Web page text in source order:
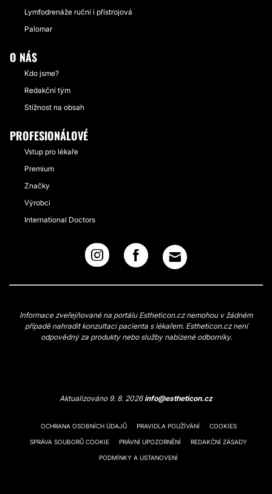
Lymfodrenáže ruční i přístrojová
Palomar
O NÁS
Kdo jsme?
Redakční tým
Stížnost na obsah
PROFESIONÁLOVÉ
Vstup pro lékaře
Premium
Značky
Výrobci
International Doctors
Informace zveřejňované na portálu Estheticon.cz nemohou v žádném
případě nahradit konzultaci pacienta s lékařem. Estheticon.cz není
odpovědný za produkty nebo služby nabízené odborníky.
Aktualizováno 9. 8. 2026info@estheticon.cz
OCHRANA OSOBNÍCH ÚDAJŮ PRAVIDLA POUŽÍVÁNÍ COOKIES
SPRÁVA SOUBORŮ COOKIE PRÁVNÍ UPOZORNĚNÍ REDAKČNÍ ZÁSADY
PODMÍNKY A USTANOVENÍ